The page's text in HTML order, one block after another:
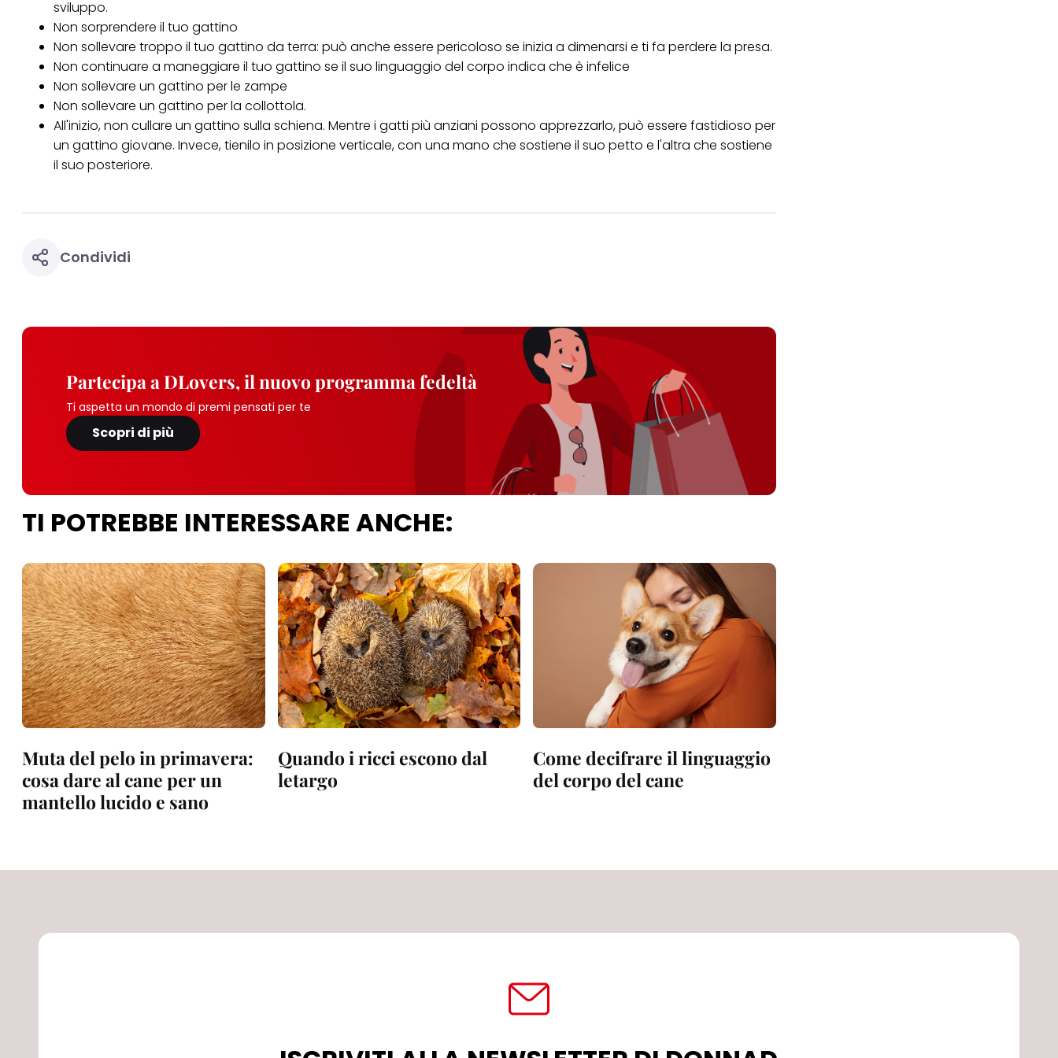
sviluppo.
Non sorprendere il tuo gattino
Non sollevare troppo il tuo gattino da terra: può anche essere pericoloso se inizia a dimenarsi e ti fa perdere la presa.
Non continuare a maneggiare il tuo gattino se il suo linguaggio del corpo indica che è infelice
Non sollevare un gattino per le zampe
Non sollevare un gattino per la collottola.
All'inizio, non cullare un gattino sulla schiena. Mentre i gatti più anziani possono apprezzarlo, può essere fastidioso per
un gattino giovane. Invece, tienilo in posizione verticale, con una mano che sostiene il suo petto e l'altra che sostiene
il suo posteriore.
Condividi
Partecipa a DLovers, il nuovo programma fedeltà
Ti aspetta un mondo di premi pensati per te
Scopri di più
TI POTREBBE INTERESSARE ANCHE:
Muta del pelo in primavera:
cosa dare al cane per un
mantello lucido e sano
Quando i ricci escono dal
letargo
Come decifrare il linguaggio
del corpo del cane